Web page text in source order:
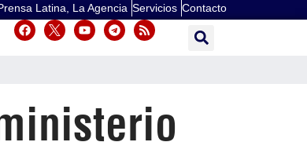
Latina, La Agencia Servicios Contacto